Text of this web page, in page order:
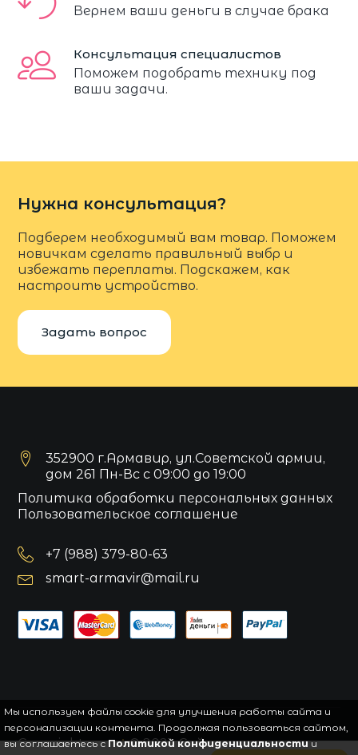
Вернем ваши деньги в случае брака
Консультация специалистов
Поможем подобрать технику под
ваши задачи.
Нужна консультация?
Подберем необходимый вам товар. Поможем
новичкам сделать правильный выбр и
избежать переплаты. Подскажем, как
настроить устройство.
Задать вопрос
352900 г.Армавир, ул.Советской армии,
дом 261 Пн-Вс с 09:00 до 19:00
Политика обработки персональных данных
Пользовательское соглашение
+7 (988) 379-80-63
smart-armavir@mail.ru
Copyrightsmart© 2021.Сайт управляется
Мы используем файлы cookie для улучшения работы сайта и
персонализации контента. Продолжая пользоваться сайтом,
вы соглашаетесь сПолитикой конфиденциальностии